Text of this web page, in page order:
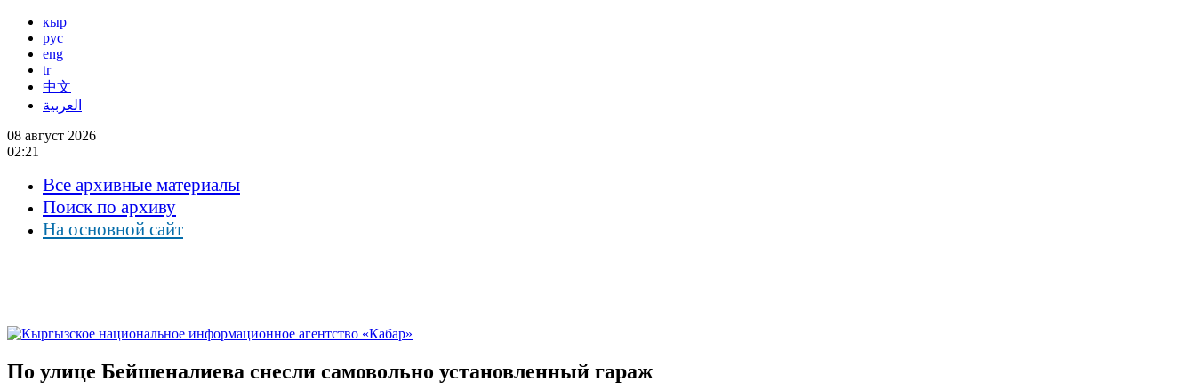
кыр
рус
eng
tr
中文
العربية
08 август 2026
02:21
Все архивные материалы
Поиск по архиву
На основной сайт
По улице Бейшеналиева снесли самовольно установленный гараж